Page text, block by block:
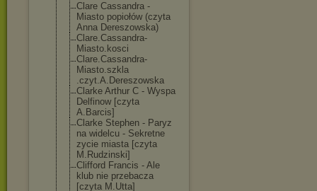
Clare Cassandra -
Miasto popiołów (czyta
Anna Dereszowska)
Clare.Cassandra-
Miasto.kosci
Clare.Cassandra-
Miasto.szkla
.czyt.A.Dereszowska
Clarke Arthur C - Wyspa
Delfinow [czyta
A.Barcis]
Clarke Stephen - Paryz
na widelcu - Sekretne
zycie miasta [czyta
M.Rudzinski]
Clifford Francis - Ale
klub nie przebacza
[czyta M.Utta]